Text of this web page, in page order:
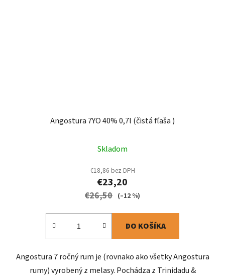
Angostura 7YO 40% 0,7l (čistá fľaša )
Skladom
€18,86 bez DPH
€23,20
€26,50 (–12 %)
DO KOŠÍKA
Angostura 7 ročný rum je (rovnako ako všetky Angostura
rumy) vyrobený z melasy. Pochádza z Trinidadu &